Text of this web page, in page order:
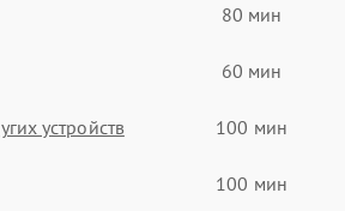
80 мин
60 мин
устройств 100 мин
100 мин